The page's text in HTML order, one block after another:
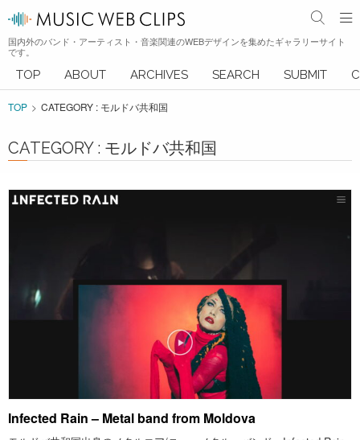
国内外のバンド・アーティスト・音楽関連のWEBデザインを集めたギャラリーサイト
です。
TOP ABOUT ARCHIVES SEARCH SUBMIT
TOP CATEGORY : モルドバ共和国
CATEGORY : モルドバ共和国
Infected Rain – Metal band from Moldova